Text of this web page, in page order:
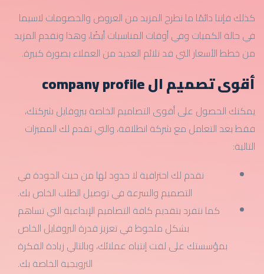
كذلك فإننا دائمًا ما نطرح المزيد من العروض والخصومات لاسيما
في حالة الكميات وفي أوقات المناسبات أيضًا، وهذا ونقدم المزيد
من خطط الأسعار التي قد تلائم العديد من العملاء بصورة كبيرة.
أقوى تصميم ال company profile
يمكنك الحصول على أقوى التصاميم الخاصة ببروفايل شركتك،
فقط بعد التعامل مع شركة انطلاقة، والتي تقدم لك المميزات
التالية:
نقدم لك احترافية لا حدود لها من حيث الجودة في
التصميم والسرعة في توصيل الطلب الخاص بك.
كما نتفرد بتقديم كافة التصاميم الإبداعية التي تساهم
بشكل ملحوظ في تعزيز قدرة البروفايل الخاص
بمؤسستك على لفت إنتباه عملائك، وبالتالي زيادة الفكرة
الترويجية الخاصة بك.